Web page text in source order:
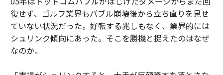
復せず、ゴルフ業界もバブル崩壊後から立ち直りを見せ
ていない状況だった。好転する兆しもなく、業界的には
シュリンク傾向にあった。そこを勝機と捉えたのはなぜ
なのか。